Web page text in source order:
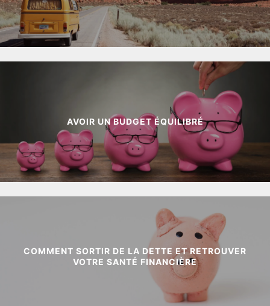
AVOIR UN BUDGET ÉQUILIBRÉ
COMMENT SORTIR DE LA DETTE ET RETROUVER
VOTRE SANTÉ FINANCIÈRE